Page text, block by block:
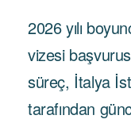
2026 yılı
vizesi
süreç, İtalya
tarafından